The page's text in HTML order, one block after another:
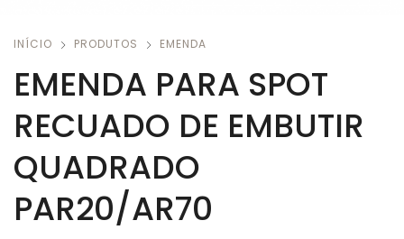
INÍCIO PRODUTOS EMENDA
EMENDA PARA SPOT
RECUADO DE EMBUTIR
QUADRADO
PAR20/AR70